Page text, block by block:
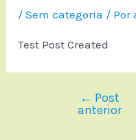
/Sem categoria / Por
Test Post Created
← Post
anterior